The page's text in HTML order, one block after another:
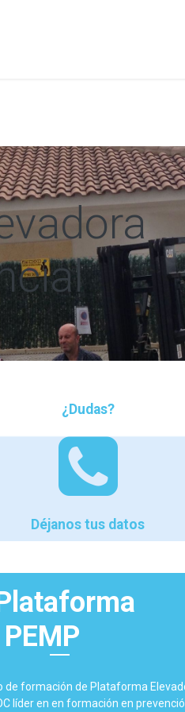
¿Dudas?
Déjanos tus datos
de formación de Plataforma
líder en en formación en